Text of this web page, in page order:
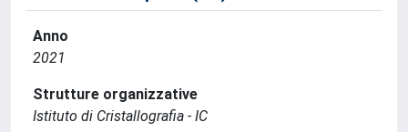
Anno
2021
Strutture organizzative
Istituto di Cristallografia - IC